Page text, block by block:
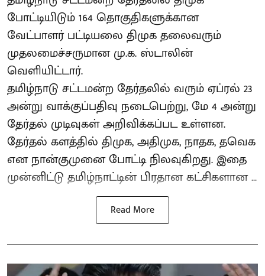
போட்டியிடும் 164 தொகுதிகளுக்கான
வேட்பாளர் பட்டியலை திமுக தலைவரும்
முதலமைச்சருமான மு.க. ஸ்டாலின்
வெளியிட்டார்.
தமிழ்நாடு சட்டமன்ற தேர்தலில் வரும் ஏப்ரல் 23
அன்று வாக்குப்பதிவு நடைபெற்று, மே 4 அன்று
தேர்தல் முடிவுகள் அறிவிக்கப்பட உள்ளன.
தேர்தல் களத்தில் திமுக, அதிமுக, நாதக, தவெக
என நான்குமுனை போட்டி நிலவுகிறது. இதை
முன்னிட்டு தமிழ்நாட்டின் பிரதான கட்சிகளான ...
Read More